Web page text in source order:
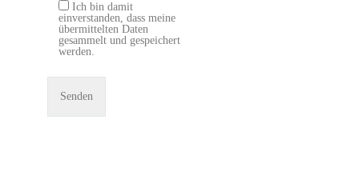
Ich bin damit
einverstanden, dass meine
übermittelten Daten
gesammelt und gespeichert
werden.